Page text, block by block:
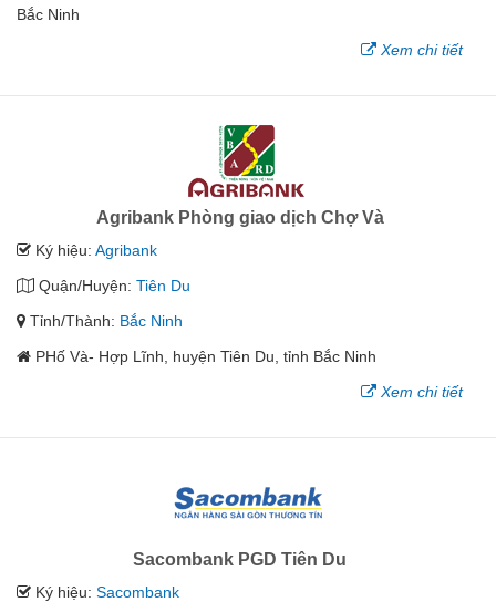
Bắc Ninh
Xem chi tiết
Agribank Phòng giao dịch Chợ Và
Ký hiệu: Agribank
Quận/Huyện: Tiên Du
Tỉnh/Thành: Bắc Ninh
PHố Và- Hợp Lĩnh, huyện Tiên Du, tỉnh Bắc Ninh
Xem chi tiết
Sacombank PGD Tiên Du
Ký hiệu: Sacombank